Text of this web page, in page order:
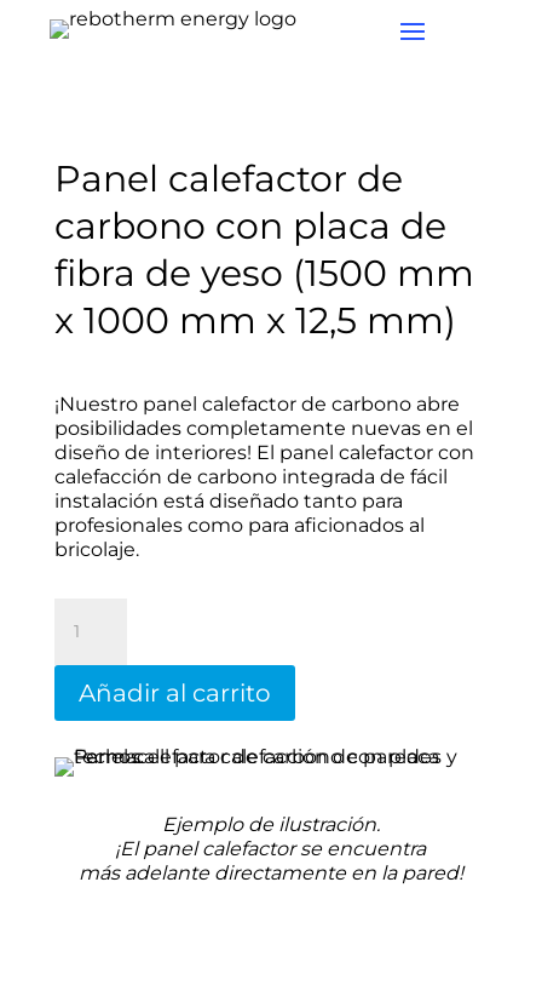
Panel calefactor de
carbono con placa de
fibra de yeso (1500 mm
x 1000 mm x 12,5 mm)
¡Nuestro panel calefactor de carbono abre
posibilidades completamente nuevas en el
diseño de interiores! El panel calefactor con
calefacción de carbono integrada de fácil
instalación está diseñado tanto para
profesionales como para aficionados al
bricolaje.
calefactora
300Añadir al carrito
Ejemplo de ilustración.
¡El panel calefactor se encuentra
más adelante directamente en la pared!